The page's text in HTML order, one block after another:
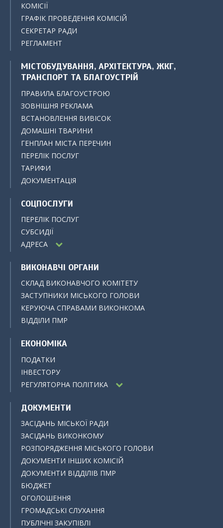
КОМІСІЇ
ГРАФІК ПРОВЕДЕННЯ КОМІСІЙ
СЕКРЕТАР РАДИ
РЕГЛАМЕНТ
МІСТОБУДУВАННЯ, АРХІТЕКТУРА, ЖКГ,
ТРАНСПОРТ ТА БЛАГОУСТРІЙ
ПРАВИЛА БЛАГОУСТРОЮ
ЗОВНІШНЯ РЕКЛАМА
ВСТАНОВЛЕННЯ ВИВІСОК
ДОМАШНІ ТВАРИНИ
ГЕНПЛАН МІСТА ПЕРЕЧИН
ПЕРЕЛІК ПОСЛУГ
ТАРИФИ
ДОКУМЕНТАЦІЯ
СОЦПОСЛУГИ
ПЕРЕЛІК ПОСЛУГ
СУБСИДІЇ
АДРЕСА
ВИКОНАВЧІ ОРГАНИ
СКЛАД ВИКОНАВЧОГО КОМІТЕТУ
ЗАСТУПНИКИ МІСЬКОГО ГОЛОВИ
КЕРУЮЧА СПРАВАМИ ВИКОНКОМА
ВІДДІЛИ ПМР
ЕКОНОМІКА
ПОДАТКИ
ІНВЕСТОРУ
РЕГУЛЯТОРНА ПОЛІТИКА
ДОКУМЕНТИ
ЗАСІДАНЬ МІСЬКОЇ РАДИ
ЗАСІДАНЬ ВИКОНКОМУ
РОЗПОРЯДЖЕННЯ МІСЬКОГО ГОЛОВИ
ДОКУМЕНТИ ІНШИХ КОМІСІЙ
ДОКУМЕНТИ ВІДДІЛІВ ПМР
БЮДЖЕТ
ОГОЛОШЕННЯ
ГРОМАДСЬКІ СЛУХАННЯ
ПУБЛІЧНІ ЗАКУПІВЛІ